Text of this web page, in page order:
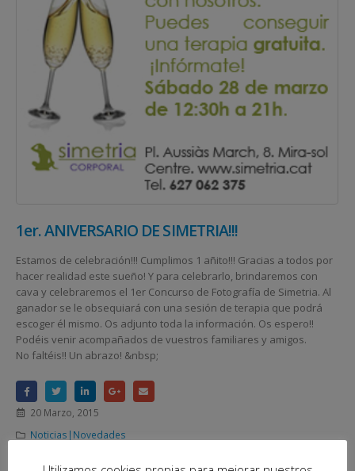
1er. ANIVERSARIO DE SIMETRIA!!!
Estamos de celebración!!! Cumplimos 1 añito!!! Gracias a todos por
hacer realidad este sueño! Y para celebrarlo, brindaremos con
cava y celebraremos el 1er Concurso de Fotografía de Simetria. Al
ganador se le obsequiará con una sesión de terapia que podrá
escoger él mismo. Os adjunto toda la información. Os espero!!
Podéis venir acompañados de vuestros familiares y amigos.
No faltéis!! Un abrazo! &nbsp;
20 Marzo, 2015
Noticias|Novedades